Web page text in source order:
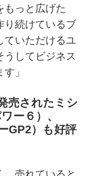
もっと広げた
り続けているブ
ていただけるユ
うしてビジネス
」
売されたミシ
ー６）、
GP2）も好評